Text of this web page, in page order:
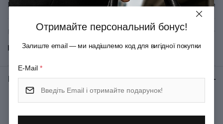
Вид леза Гладке
Матеріал руків'я/накладок Термоеластопласт
Довжина (см)
Показати всі
Відгуки: ★ 0 (0)
Рекомендуємо купити разом
Отримайте персональний бонус!
Залиште email — ми надішлемо код для вигідної покупки
E-Mail *